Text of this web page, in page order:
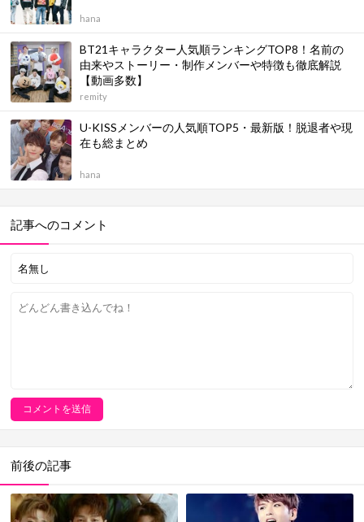
hana
BT21キャラクター人気順ランキングTOP8！名前の
由来やストーリー・制作メンバーや特徴も徹底解説
【動画多数】
remity
U-KISSメンバーの人気順TOP5・最新版！脱退者や現
在も総まとめ
hana
記事へのコメント
前後の記事